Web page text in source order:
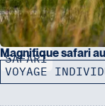
SAFARI
Magnifique safari
VOYAGE